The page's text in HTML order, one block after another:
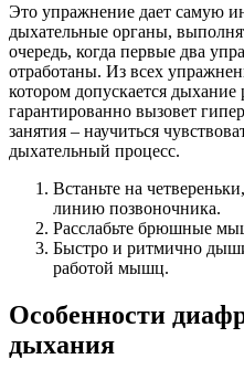
Это упражнение дает самую
дыхательные органы,
очередь, когда первые два
отработаны. Из всех
котором допускается
гарантированно вызовет
занятия – научиться
дыхательный процесс.
Встаньте на
линию позвоночника.
Расслабьте брюшные
Быстро и ритмично
работой мышц.
Особенности
дыхания